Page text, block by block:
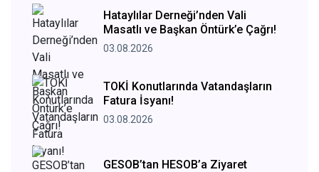
Hataylılar Derneği’nden Vali
Masatlı ve Başkan Öntürk’e Çağrı!
03.08.2026
TOKİ Konutlarında Vatandaşların
Fatura İsyanı!
03.08.2026
GESOB’tan HESOB’a Ziyaret